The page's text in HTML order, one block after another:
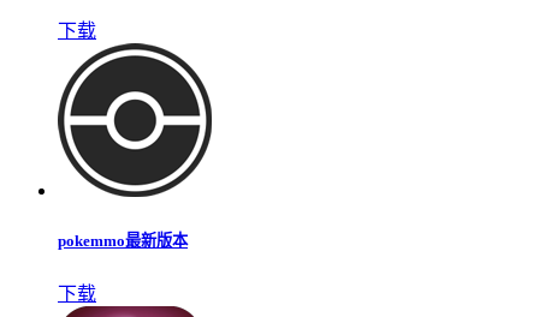
下载
pokemmo最新版本
下载